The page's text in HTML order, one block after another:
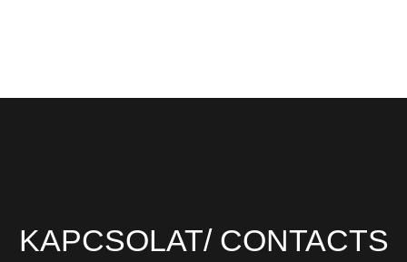
KAPCSOLAT/ CONTACTS